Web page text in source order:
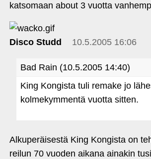
katsomaan about 3 vuotta
Disco Studd 10.5.2005 16:06
Bad Rain (10.5.2005 14:40)
King Kongista tuli remake jo
kolmekymmentä vuotta sitten.
Alkuperäisestä King Kongista on
reilun 70 vuoden aikana ainakin